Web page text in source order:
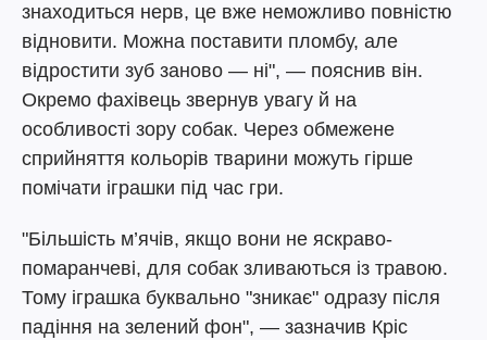
знаходиться нерв, це вже неможливо повністю
відновити. Можна поставити пломбу, але
відростити зуб заново — ні", — пояснив він.
Окремо фахівець звернув увагу й на
особливості зору собак. Через обмежене
сприйняття кольорів тварини можуть гірше
помічати іграшки під час гри.
"Більшість м’ячів, якщо вони не яскраво-
помаранчеві, для собак зливаються із травою.
Тому іграшка буквально "зникає" одразу після
падіння на зелений фон", — зазначив Кріс